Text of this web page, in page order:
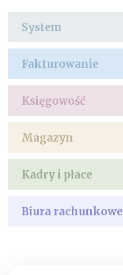
System
Fakturowanie
Księgowość
Magazyn
Kadry i płace
Biura rachunkowe